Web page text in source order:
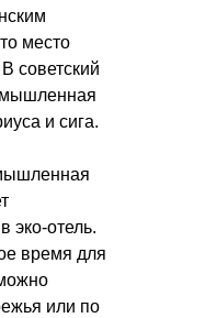
место
советский
и сига.
эко-отель.
время для
или по